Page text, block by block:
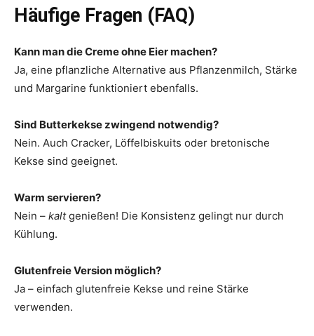
Häufige Fragen (FAQ)
Kann man die Creme ohne Eier machen?
Ja, eine pflanzliche Alternative aus Pflanzenmilch, Stärke
und Margarine funktioniert ebenfalls.
Sind Butterkekse zwingend notwendig?
Nein. Auch Cracker, Löffelbiskuits oder bretonische
Kekse sind geeignet.
Warm servieren?
Nein – kaltgenießen! Die Konsistenz gelingt nur durch
Kühlung.
Glutenfreie Version möglich?
Ja – einfach glutenfreie Kekse und reine Stärke
verwenden.